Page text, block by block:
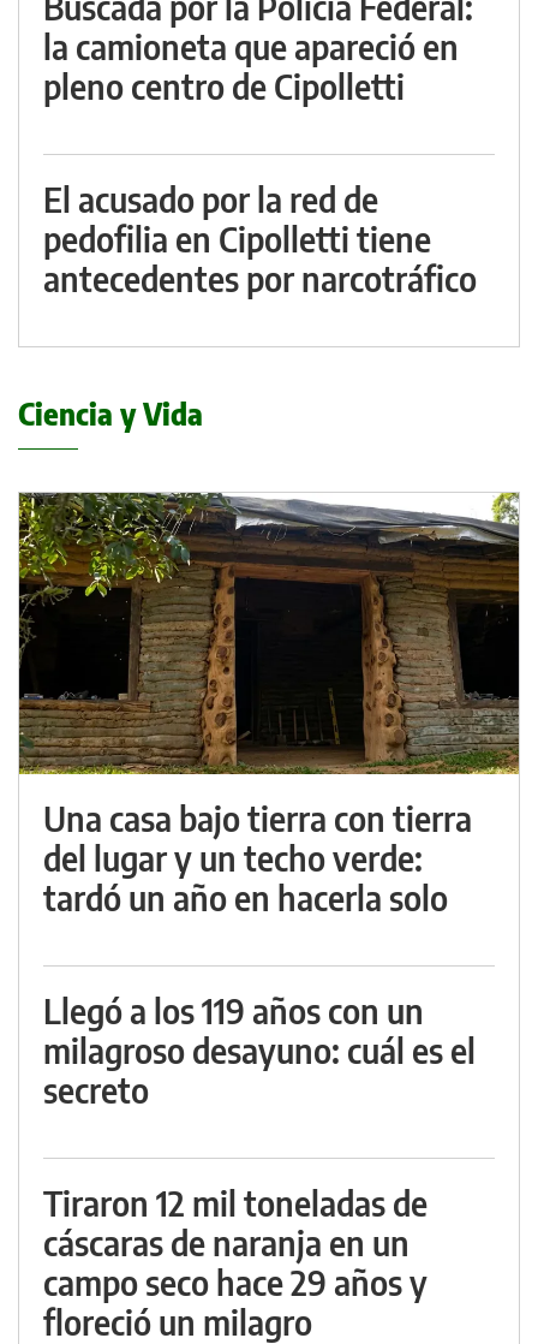
la camioneta que apareció en
pleno centro de Cipolletti
El acusado por la red de
pedofilia en Cipolletti tiene
antecedentes por narcotráfico
Ciencia y Vida
Una casa bajo tierra con tierra
del lugar y un techo verde:
tardó un año en hacerla solo
Llegó a los 119 años con un
milagroso desayuno: cuál es el
secreto
Tiraron 12 mil toneladas de
cáscaras de naranja en un
campo seco hace 29 años y
floreció un milagro